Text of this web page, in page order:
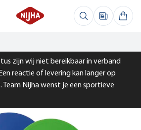
zijn wij niet bereikbaar in verband
reactie of levering kan langer op
Team Nijha wenst je een sportieve